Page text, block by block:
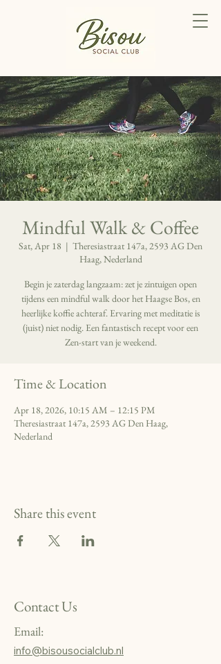
Mindful Walk & Coffee
Sat, Apr 18
  |
Theresiastraat 147a, 2593 AG Den
Haag, Nederland
Begin je zaterdag langzaam: zet je zintuigen open
tijdens een mindful walk door het Haagse Bos, en
heerlijke koffie achteraf. Ervaring met meditatie is
(juist) niet nodig. Een fantastisch recept voor een
Zen-start van je weekend.
Time & Location
Apr 18, 2026, 10:15 AM – 12:15 PM
Theresiastraat 147a, 2593 AG Den Haag,
Nederland
Share this event
Contact Us
Email:
info@bisousocialclub.nl